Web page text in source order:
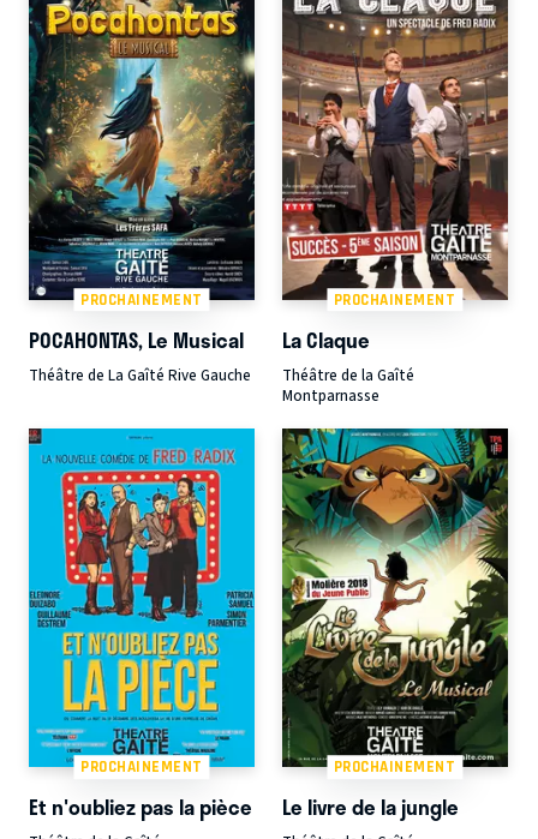
PROCHAINEMENT
POCAHONTAS, Le Musical
Théâtre de La Gaîté Rive Gauche
PROCHAINEMENT
La Claque
Théâtre de la Gaîté
Montparnasse
PROCHAINEMENT
Et n'oubliez pas la pièce
PROCHAINEMENT
Le livre de la jungle